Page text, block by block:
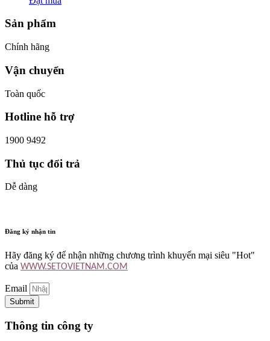
Sản phẩm
Chính hãng
Vận chuyển
Toàn quốc
Hotline hỗ trợ
1900 9492
Thủ tục đổi trả
Dễ dàng
Đăng ký nhận tin
Hãy đăng ký để nhận những chương trình khuyến mại siêu "Hot"
của WWW.SETOVIETNAM.COM
Email
Submit
Thông tin công ty